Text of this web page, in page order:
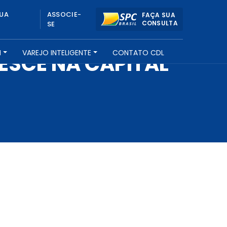
ASSOCIE-
SE
FAÇA SUA
CONSULTA
VAREJO INTELIGENTE CONTATO CDL
NA CAPITAL